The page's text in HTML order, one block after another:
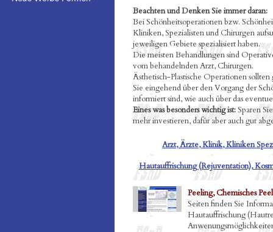
Beachten und Denken Sie immer daran:
Bei Schönheitsoperationen bzw.
Kliniken, Spezialisten und Chirurgen
jeweiligen Gebiete spezialisiert haben.
Die meisten Behandlungen sind
vom behandelnden Arzt, Chirurgen.
Ästhetisch-Plastische Operationen
Sie eingehend über den Vorgang der
informiert sind, wie auch über das
Eines was besonders wichtig ist:Sparen
mehr investieren, dafür aber auch gut
Arzt, Ärzte, Klinik, Kliniken
Hautauffrischung (Rejuventation),
Peeling, Chemisches
Seiten finden Sie
Hautauffrischung